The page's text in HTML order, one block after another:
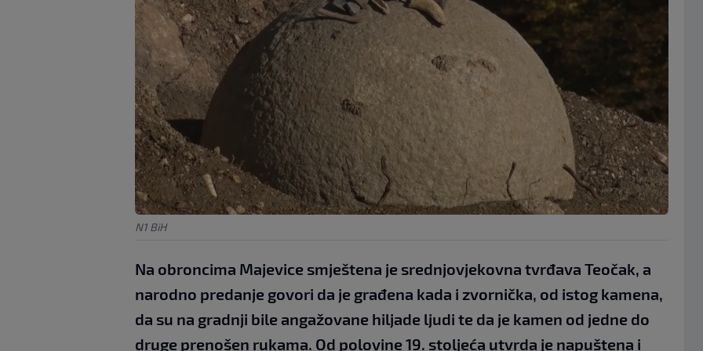
N1 BiH
Na obroncima Majevice smještena je srednjovjekovna tvrđava Teočak, a
narodno predanje govori da je građena kada i zvornička, od istog kamena,
da su na gradnji bile angažovane hiljade ljudi te da je kamen od jedne do
druge prenošen rukama. Od polovine 19. stoljeća utvrda je napuštena i